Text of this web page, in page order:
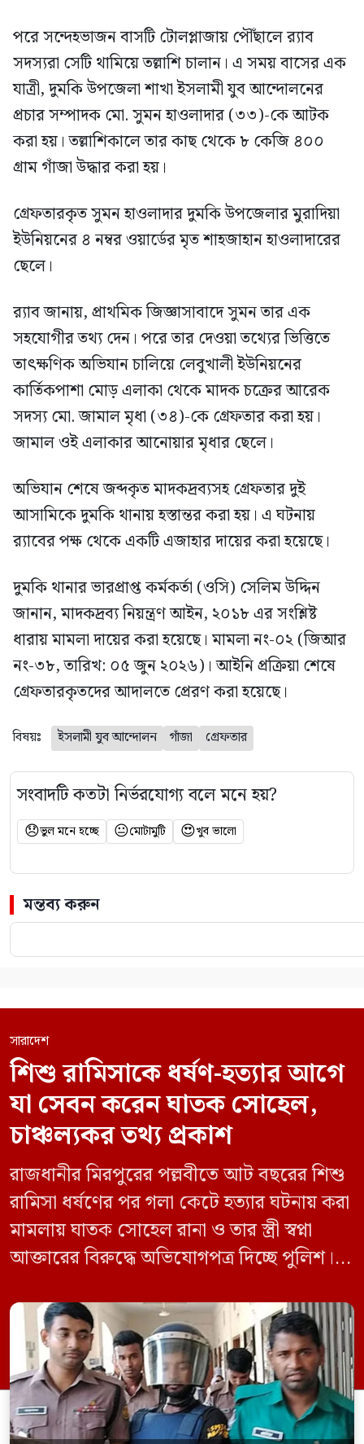
পরে সন্দেহভাজন বাসটি টোলপ্লাজায় পৌঁছালে র‍্যাব
সদস্যরা সেটি থামিয়ে তল্লাশি চালান। এ সময় বাসের এক
যাত্রী, দুমকি উপজেলা শাখা ইসলামী যুব আন্দোলনের
প্রচার সম্পাদক মো. সুমন হাওলাদার (৩৩)-কে আটক
করা হয়। তল্লাশিকালে তার কাছ থেকে ৮ কেজি ৪০০
গ্রাম গাঁজা উদ্ধার করা হয়।
গ্রেফতারকৃত সুমন হাওলাদার দুমকি উপজেলার মুরাদিয়া
ইউনিয়নের ৪ নম্বর ওয়ার্ডের মৃত শাহজাহান হাওলাদারের
ছেলে।
র‍্যাব জানায়, প্রাথমিক জিজ্ঞাসাবাদে সুমন তার এক
সহযোগীর তথ্য দেন। পরে তার দেওয়া তথ্যের ভিত্তিতে
তাৎক্ষণিক অভিযান চালিয়ে লেবুখালী ইউনিয়নের
কার্তিকপাশা মোড় এলাকা থেকে মাদক চক্রের আরেক
সদস্য মো. জামাল মৃধা (৩৪)-কে গ্রেফতার করা হয়।
জামাল ওই এলাকার আনোয়ার মৃধার ছেলে।
অভিযান শেষে জব্দকৃত মাদকদ্রব্যসহ গ্রেফতার দুই
আসামিকে দুমকি থানায় হস্তান্তর করা হয়। এ ঘটনায়
র‍্যাবের পক্ষ থেকে একটি এজাহার দায়ের করা হয়েছে।
দুমকি থানার ভারপ্রাপ্ত কর্মকর্তা (ওসি) সেলিম উদ্দিন
জানান, মাদকদ্রব্য নিয়ন্ত্রণ আইন, ২০১৮ এর সংশ্লিষ্ট
ধারায় মামলা দায়ের করা হয়েছে। মামলা নং-০২ (জিআর
নং-৩৮, তারিখ: ০৫ জুন ২০২৬)। আইনি প্রক্রিয়া শেষে
গ্রেফতারকৃতদের আদালতে প্রেরণ করা হয়েছে।
বিষয়ঃ ইসলামী যুব আন্দোলন গাঁজা গ্রেফতার
সংবাদটি কতটা নির্ভরযোগ্য বলে মনে হয়?
😞ভুল মনে হচ্ছে 😐মোটামুটি 😍খুব ভালো
মন্তব্য করুন
সারাদেশ
শিশু রামিসাকে ধর্ষণ-হত্যার আগে
যা সেবন করেন ঘাতক সোহেল,
চাঞ্চল্যকর তথ্য প্রকাশ
রাজধানীর মিরপুরের পল্লবীতে আট বছরের শিশু
রামিসা ধর্ষণের পর গলা কেটে হত্যার ঘটনায় করা
মামলায় ঘাতক সোহেল রানা ও তার স্ত্রী স্বপ্না
আক্তারের বিরুদ্ধে অভিযোগপত্র দিচ্ছে পুলিশ।
সেবন করেছিলেন বলে জবানবন্দিতে
জানিয়েছেন আসামি। রোববার (২৪ মে) সকালে
মামলার তদন্ত কর্মকর্তা পল্লবী থানার উপ-
পরিদর্শক অহিদুজ্জামান এ তথ্য নিছিত করেন।
তিনি বলেন, […]